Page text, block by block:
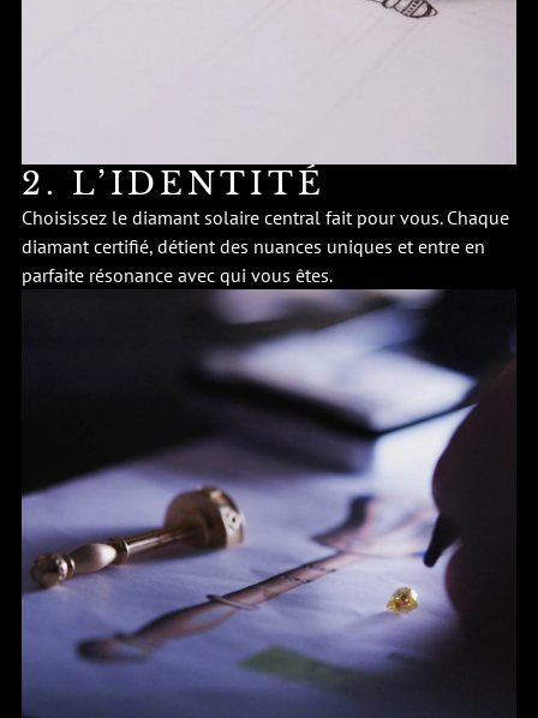
2. L’IDENTITÉ
Choisissez le diamant solaire central fait pour vous. Chaque
diamant certifié, détient des nuances uniques et entre en
parfaite résonance avec qui vous êtes.